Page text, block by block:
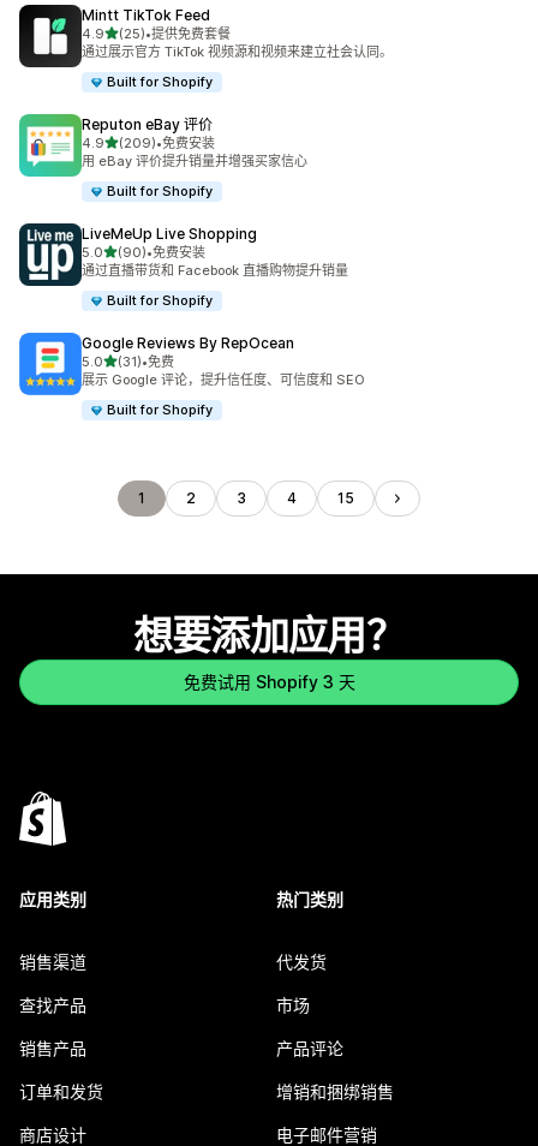
Mintt TikTok Feed
4.9星（满分 5 星）
(25)
总共 25 条评论
•提供免费套餐
通过展示官方 TikTok 视频源和视频来建立社会认同。
Built for Shopify
Reputon eBay 评价
4.9星（满分 5 星）
(209)
总共 209 条评论
•免费安装
用 eBay 评价提升销量并增强买家信心
Built for Shopify
LiveMeUp Live Shopping
5.0星（满分 5 星）
(90)
总共 90 条评论
•免费安装
通过直播带货和 Facebook 直播购物提升销量
Built for Shopify
Google Reviews By RepOcean
5.0星（满分 5 星）
(31)
总共 31 条评论
•免费
展示 Google 评论，提升信任度、可信度和 SEO
Built for Shopify
1 2 3 4 15
想要添加应用？
免费试用 Shopify 3 天
应用类别
销售渠道
查找产品
销售产品
订单和发货
商店设计
热门类别
代发货
市场
产品评论
增销和捆绑销售
电子邮件营销